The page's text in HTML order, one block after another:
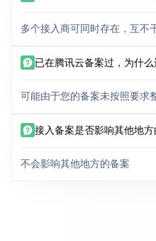
多个接入商可同时存在，互不
已在腾讯云备案过，为什么
可能由于您的备案未按照要求
接入备案是否影响其他地方
不会影响其他地方的备案